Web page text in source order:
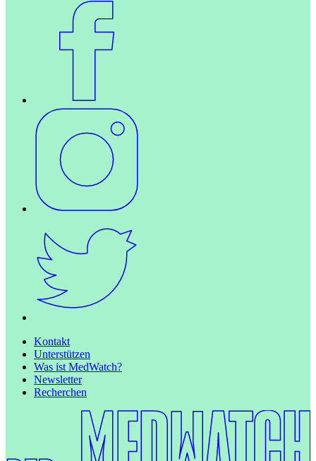
Kontakt
Unterstützen
Was ist MedWatch?
Newsletter
Recherchen